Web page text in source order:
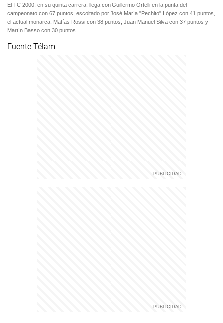
El TC 2000, en su quinta carrera, llega con Guillermo Ortelli en la punta del
campeonato con 67 puntos, escoltado por José María "Pechito" López con 41 puntos,
el actual monarca, Matías Rossi con 38 puntos, Juan Manuel Silva con 37 puntos y
Martín Basso con 30 puntos.
Fuente Télam